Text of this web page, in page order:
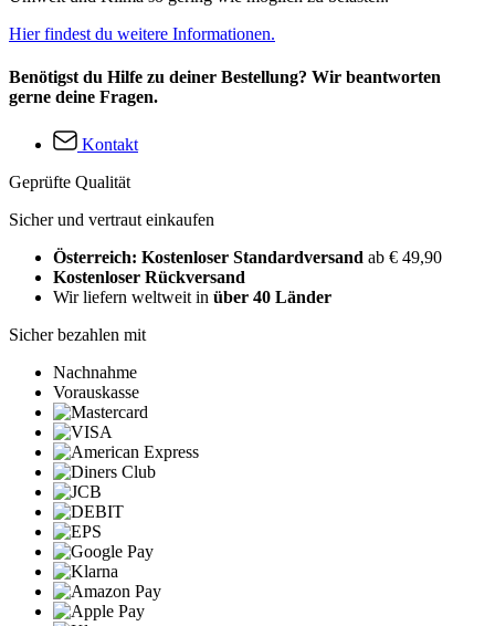
Hier findest du weitere Informationen.
Benötigst du Hilfe zu deiner Bestellung? Wir beantworten
gerne deine Fragen.
Kontakt
Geprüfte Qualität
Sicher und vertraut einkaufen
Österreich: Kostenloser Standardversand ab € 49,90
Kostenloser Rückversand
Wir liefern weltweit in über 40 Länder
Sicher bezahlen mit
Nachnahme
Vorauskasse